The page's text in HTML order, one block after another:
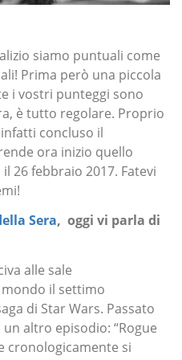
siamo puntuali come
Prima però una piccola
i vostri punteggi sono
è tutto regolare. Proprio
concluso il
ora inizio quello
26 febbraio 2017. Fatevi
Sera, oggi vi parla di
alle sale
il settimo
di Star Wars. Passato
altro episodio: “Rogue
cronologicamente si